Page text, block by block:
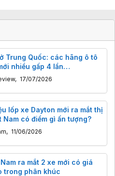
Trung Quốc: các hãng ô tô
nhiều gấp 4 lần
, 17/07/2026
lốp xe Dayton mới ra mắt thị
Nam có điểm gì ấn tượng?
, 11/06/2026
ra mắt 2 xe mới có giá
trong phân khúc